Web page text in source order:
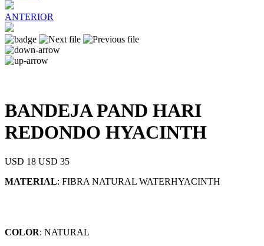
ANTERIOR
BANDEJA PAND HARI
REDONDO HYACINTH
USD 18 USD 35
MATERIAL: FIBRA NATURAL WATERHYACINTH
COLOR: NATURAL